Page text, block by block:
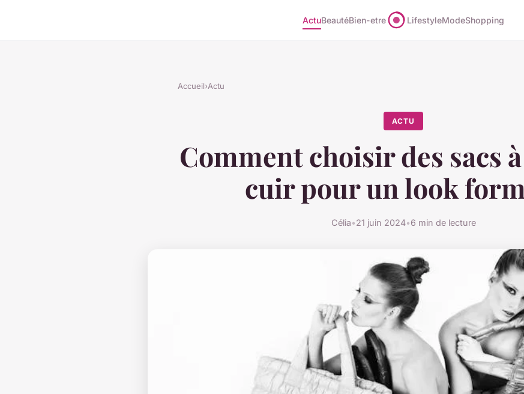
ActuBeautéBien-etre LifestyleModeShopping
Accueil›Actu
ACTU
Comment choisir des sacs
cuir pour un look
Célia•21 juin 2024•6 min de lecture